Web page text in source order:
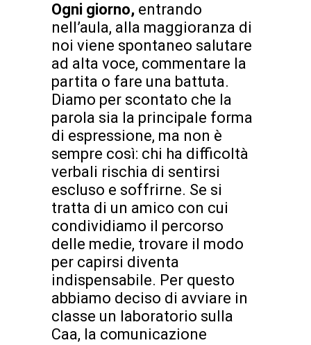
Ogni giorno, entrando
nell’aula, alla maggioranza di
noi viene spontaneo salutare
ad alta voce, commentare la
partita o fare una battuta.
Diamo per scontato che la
parola sia la principale forma
di espressione, ma non è
sempre così: chi ha difficoltà
verbali rischia di sentirsi
escluso e soffrirne. Se si
tratta di un amico con cui
condividiamo il percorso
delle medie, trovare il modo
per capirsi diventa
indispensabile. Per questo
abbiamo deciso di avviare in
classe un laboratorio sulla
Caa, la comunicazione